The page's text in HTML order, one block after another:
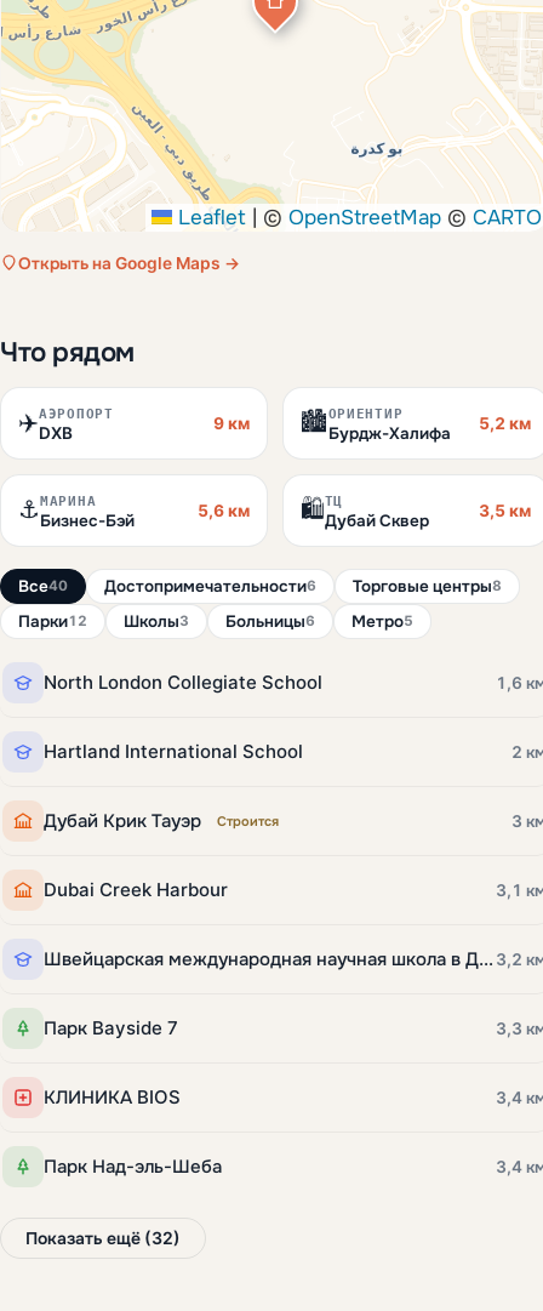
Leaflet | © OpenStreetMap © CARTO
Открыть на Google Maps →
Что рядом
✈️АЭРОПОРТ
DXB
9 км 🏙️ОРИЕНТИР
Бурдж-Халифа
5,2 км
⚓ МАРИНА
Бизнес-Бэй
5,6 км 🛍️ТЦ
Дубай Сквер
3,5 км
Все40 Достопримечательности6 Торговые центры8
Парки12 Школы3 Больницы6 Метро5
North London Collegiate School 1,6
Hartland International School 2
Дубай Крик Тауэр Строится 3
Dubai Creek Harbour 3,1
Швейцарская международная научная школа в Дубае 3,2
Парк Bayside 7 3,3
КЛИНИКА BIOS 3,4
Парк Над-эль-Шеба 3,4
Показать ещё (32)